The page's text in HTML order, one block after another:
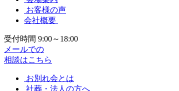
お客様の声
会社概要
受付時間 9:00～18:00
メールでの
相談はこちら
お別れ会とは
社葬・法人の方へ